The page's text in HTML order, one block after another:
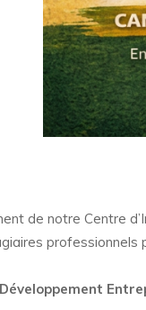
de notre Centre